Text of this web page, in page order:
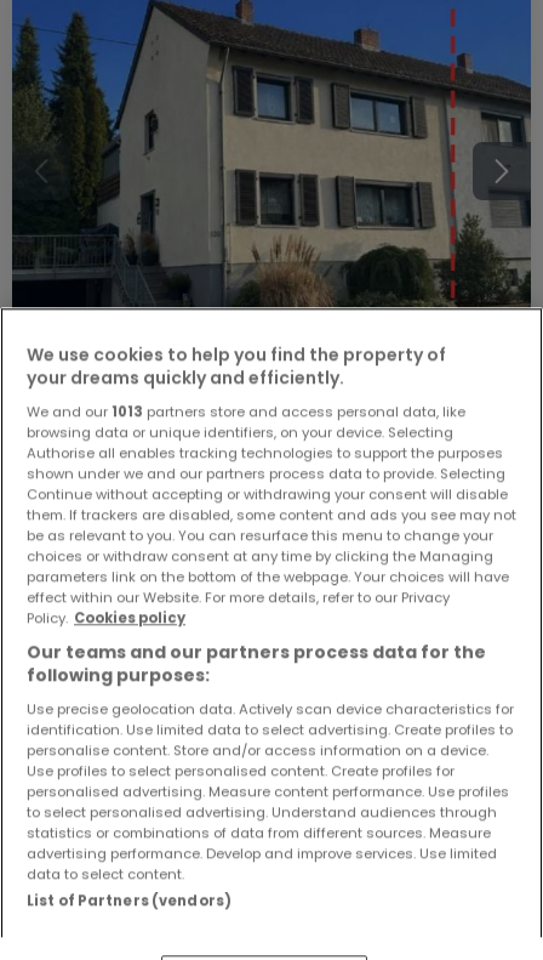
Einfamilienhaus 2 Schlafzimmer zum Kauf inMerzig
278.000 €
120 m² 2 1 2
We use cookies to help you find the property of
your dreams quickly and efficiently.
We and our 1013 partners store and access personal data, like
browsing data or unique identifiers, on your device. Selecting
Authorise all enables tracking technologies to support the purposes
shown under we and our partners process data to provide. Selecting
Continue without accepting or withdrawing your consent will disable
them. If trackers are disabled, some content and ads you see may not
be as relevant to you. You can resurface this menu to change your
choices or withdraw consent at any time by clicking the Managing
parameters link on the bottom of the webpage. Your choices will have
effect within our Website. For more details, refer to our Privacy
Policy. Cookies policy
Our teams and our partners process data for the
following purposes:
Use precise geolocation data. Actively scan device characteristics for
identification. Use limited data to select advertising. Create profiles to
personalise content. Store and/or access information on a device.
Use profiles to select personalised content. Create profiles for
personalised advertising. Measure content performance. Use profiles
to select personalised advertising. Understand audiences through
statistics or combinations of data from different sources. Measure
advertising performance. Develop and improve services. Use limited
data to select content.
List of Partners (vendors)